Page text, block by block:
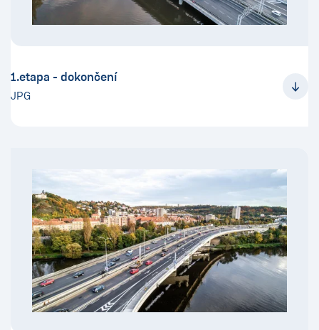
1.etapa - dokončení
JPG